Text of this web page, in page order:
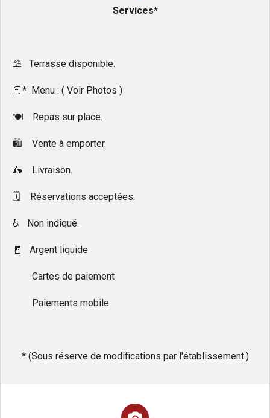
Services*
⛱️ Terrasse disponible.
📕* Menu : ( Voir Photos )
🍽 Repas sur place.
🛍 Vente à emporter.
🛵 Livraison.
🗓 Réservations acceptées.
♿️ Non indiqué.
🧾 Argent liquide
Cartes de paiement
Paiements mobile
* (Sous réserve de modifications par l'établissement.)